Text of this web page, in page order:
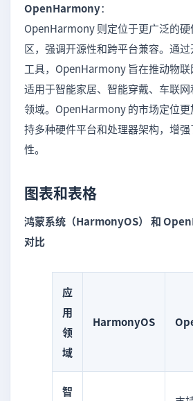
OpenHarmony：
OpenHarmony 则定位于更广泛的
区，强调开源性和跨平台兼容。通
工具，OpenHarmony 旨在推动物联
适用于智能家居、智能穿戴、车联
领域。OpenHarmony 的市场定位
持多种硬件平台和处理器架构，增
性。
图表和表格
鸿蒙系统（HarmonyOS） 和
对比
应
用
领
域
HarmonyOS
智